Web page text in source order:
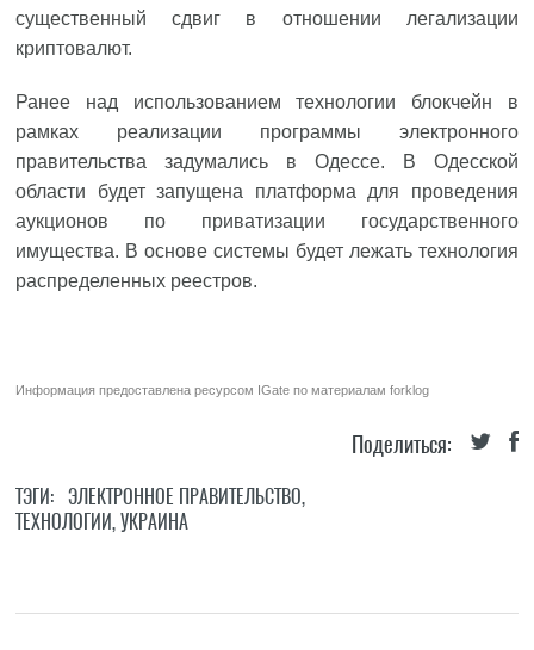
существенный сдвиг в отношении легализации
криптовалют.
Ранее над использованием технологии блокчейн в
рамках реализации программы электронного
правительства задумались в Одессе. В Одесской
области будет запущена платформа для проведения
аукционов по приватизации государственного
имущества. В основе системы будет лежать технология
распределенных реестров.
Информация предоставлена ресурсом IGate по материаламforklog
Поделиться:
ТЭГИ: ЭЛЕКТРОННОЕ ПРАВИТЕЛЬСТВО,
ТЕХНОЛОГИИ,УКРАИНА